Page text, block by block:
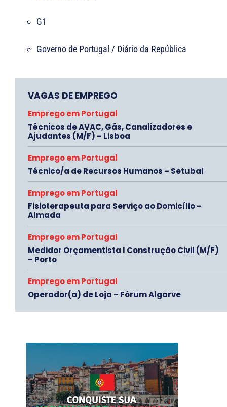
G1
Governo de Portugal / Diário da República
VAGAS DE EMPREGO
Emprego em Portugal
Técnicos de AVAC, Gás, Canalizadores e
Ajudantes (M/F) – Lisboa
Emprego em Portugal
Técnico/a de Recursos Humanos – Setubal
Emprego em Portugal
Fisioterapeuta para Serviço ao Domicílio –
Almada
Emprego em Portugal
Medidor Orçamentista I Construção Civil (M/F)
– Porto
Emprego em Portugal
Operador(a) de Loja – Fórum Algarve